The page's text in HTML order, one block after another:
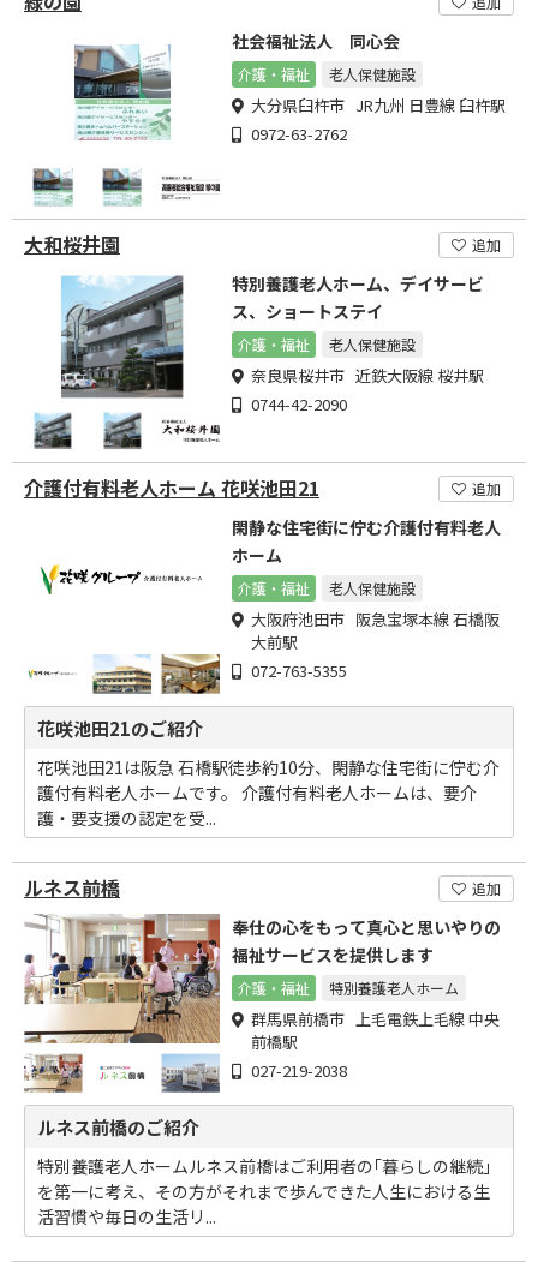
社会福祉法人 同心会
介護・福祉 老人保健施設
大分県臼杵市 JR九州 日豊線 臼杵駅
0972-63-2762
大和桜井園 追加
特別養護老人ホーム、デイサービ
ス、ショートステイ
介護・福祉 老人保健施設
奈良県桜井市 近鉄大阪線 桜井駅
0744-42-2090
介護付有料老人ホーム 花咲池田21 追加
閑静な住宅街に佇む介護付有料老人
ホーム
介護・福祉 老人保健施設
大阪府池田市 阪急宝塚本線 石橋阪
大前駅
072-763-5355
花咲池田21のご紹介
花咲池田21は阪急 石橋駅徒歩約10分、閑静な住宅街に佇む介
護付有料老人ホームです。 介護付有料老人ホームは、要介
護・要支援の認定を受...
ルネス前橋 追加
奉仕の心をもって真心と思いやりの
福祉サービスを提供します
介護・福祉 特別養護老人ホーム
群馬県前橋市 上毛電鉄上毛線 中央
前橋駅
027-219-2038
ルネス前橋のご紹介
特別養護老人ホームルネス前橋はご利用者の｢暮らしの継続｣
を第一に考え、その方がそれまで歩んできた人生における生
活習慣や毎日の生活リ...